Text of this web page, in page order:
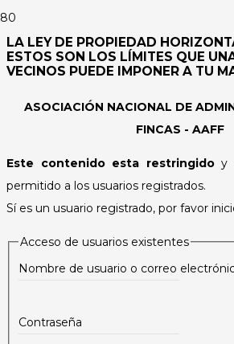
LA LEY DE PROPIEDAD
ESTOS SON LOS LÍMITES QUE
VECINOS PUEDE IMPONER A TU
ASOCIACIÓN NACIONAL DE
FINCAS - AAFF
Este contenido esta restringidoy
permitido a los usuarios registrados.
Sí es un usuario registrado, por favor
Acceso de usuarios existentes
Nombre de usuario o correo
Contraseña